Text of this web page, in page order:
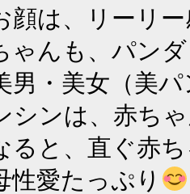
顔は、リーリ
ゃんも、パン
男・美女（美
シンは、赤ち
ると、直ぐ赤
性愛たっぷり